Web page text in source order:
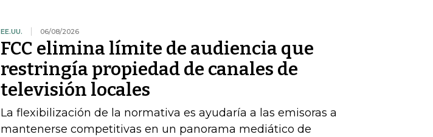
EE.UU. 06/08/2026
FCC elimina límite de audiencia que
restringía propiedad de canales de
televisión locales
La flexibilización de la normativa es ayudaría a las emisoras a
mantenerse competitivas en un panorama mediático de